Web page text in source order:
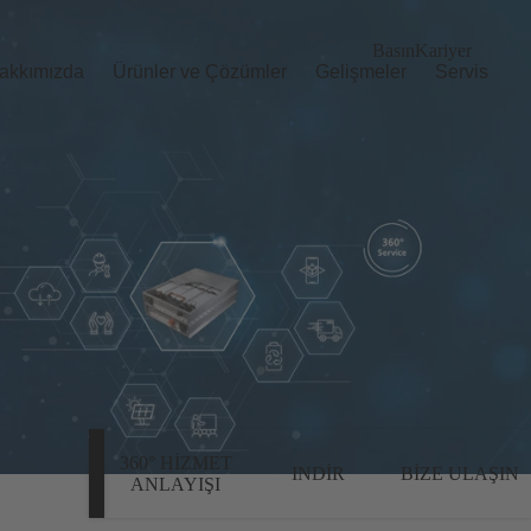
Ürünler ve Çözümler Gelişmeler Servis
Basın Kariyer
360° HIZMET
ANLAYIŞI
INDIR BIZE ULAŞIN